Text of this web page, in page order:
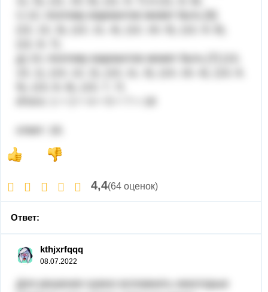
д) 13, поэтому вариантов может быть [7] (13,
4,4(64 оценок)
Ответ:
kthjxrfqqq
08.07.2022
Для решения нужно вспомнить некоторые